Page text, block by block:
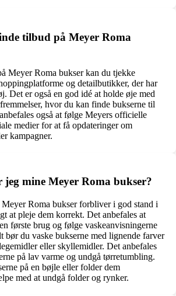
tilbud på Meyer Roma
Meyer Roma bukser kan du tjekke
og detailbutikker, der har
Det er også en god idé at holde øje med
hvor du kan finde bukserne til
også at følge Meyers officielle
medier for at få opdateringer om
kampagner.
mine Meyer Roma bukser?
Roma bukser forbliver i god stand i
at pleje dem korrekt. Det anbefales at
første brug og følge vaskeanvisningerne
bør du vaske bukserne med lignende farver
eller skyllemidler. Det anbefales
på lav varme og undgå tørretumbling.
på en bøjle eller folder dem
med at undgå folder og rynker.